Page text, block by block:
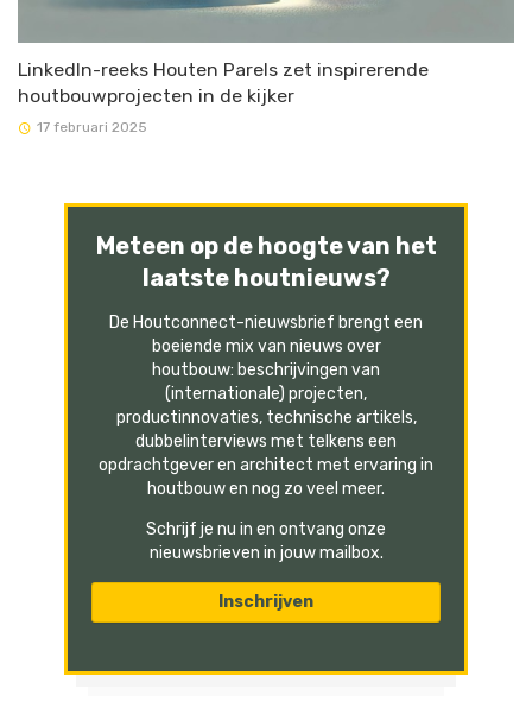
LinkedIn-reeks Houten Parels zet inspirerende
houtbouwprojecten in de kijker
17 februari 2025
Meteen op de hoogte van het
laatste houtnieuws?
De Houtconnect-nieuwsbrief brengt een
boeiende mix van nieuws over
houtbouw: beschrijvingen van
(internationale) projecten,
productinnovaties, technische artikels,
dubbelinterviews met telkens een
opdrachtgever en architect met ervaring in
houtbouw en nog zo veel meer.
Schrijf je nu in en ontvang onze
nieuwsbrieven in jouw mailbox.